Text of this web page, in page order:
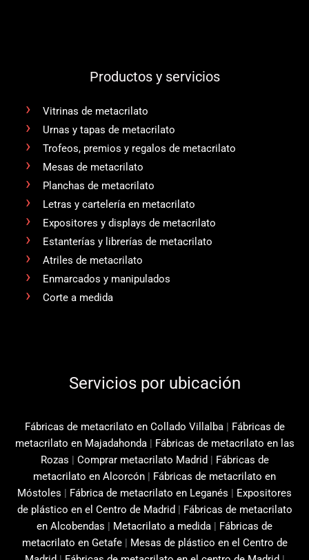
Productos y servicios
Vitrinas de metacrilato
Urnas y tapas de metacrilato
Trofeos, premios y regalos de metacrilato
Mesas de metacrilato
Planchas de metacrilato
Letras y cartelería en metacrilato
Expositores y displays de metacrilato
Estanterías y librerías de metacrilato
Atriles de metacrilato
Enmarcados y manipulados
Corte a medida
Servicios por ubicación
Fábricas de metacrilato en Collado Villalba| Fábricas de
metacrilato en Majadahonda| Fábricas de metacrilato en las
Rozas | Comprar metacrilato Madrid | Fábricas de
metacrilato en Alcorcón | Fábricas de metacrilato en
Móstoles | Fábrica de metacrilato en Leganés | Expositores
de plástico en el Centro de Madrid | Fábricas de metacrilato
en Alcobendas | Metacrilato a medida | Fábricas de
metacrilato en Getafe| Mesas de plástico en el Centro de